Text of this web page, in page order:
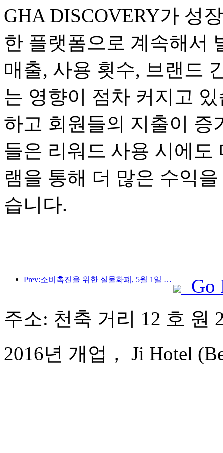
GHA DISCOVERY가 성
한 플랫폼으로 계속해서
매출, 사용 횟수, 브랜드
는 영향이 점차 커지고
하고 회원들의 지출이 증
들은 리워드 사용 시에도
램을 통해 더 많은 수익
습니다.
Prev:소비촉진을 위한 실물화폐, 5월 1일 문화관광 소비쿠폰 발급
Go
주소: 천축 거리 12 호 원
2016년 개업， Ji Hotel